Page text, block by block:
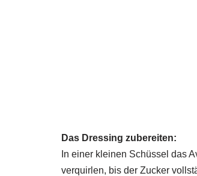
Das Dressing zubereiten:
In einer kleinen Schüssel das
verquirlen, bis der Zucker